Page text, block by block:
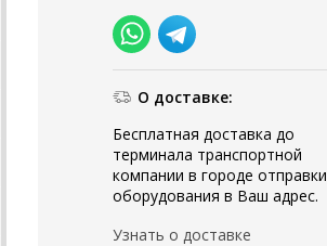
О доставке:
Бесплатная доставка до
терминала транспортной
компании в городе отправки
оборудования в Ваш адрес.
Узнать о доставке